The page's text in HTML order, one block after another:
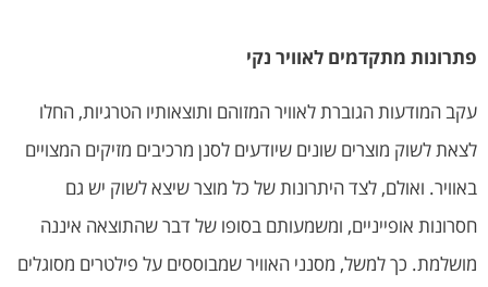
פתרונות מתקדמים לאוויר נקי
עקב המודעות הגוברת לאוויר המזוהם ותוצאותיו הטרגיות, החלו
לצאת לשוק מוצרים שונים שיודעים לסנן מרכיבים מזיקים המצויים
באוויר. ואולם, לצד היתרונות של כל מוצר שיצא לשוק יש גם
חסרונות אופייניים, ומשמעותם בסופו של דבר שהתוצאה איננה
מושלמת. כך למשל, מסנני האוויר שמבוססים על פילטרים מסוגלים